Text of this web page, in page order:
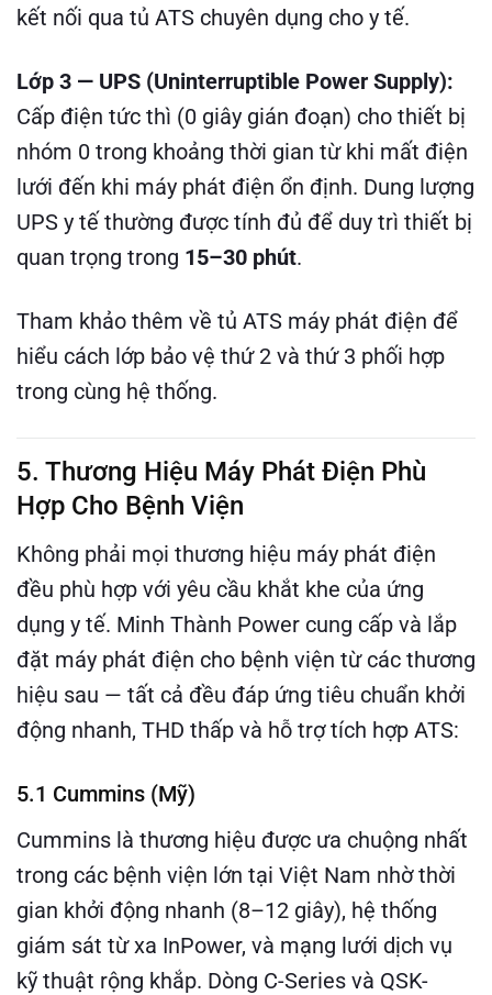
kết nối qua tủ ATS chuyên dụng cho y tế.
Lớp 3 — UPS (Uninterruptible Power Supply):
Cấp điện tức thì (0 giây gián đoạn) cho thiết bị
nhóm 0 trong khoảng thời gian từ khi mất điện
lưới đến khi máy phát điện ổn định. Dung lượng
UPS y tế thường được tính đủ để duy trì thiết bị
quan trọng trong 15–30 phút.
Tham khảo thêm về tủ ATS máy phát điện để
hiểu cách lớp bảo vệ thứ 2 và thứ 3 phối hợp
trong cùng hệ thống.
5. Thương Hiệu Máy Phát Điện Phù
Hợp Cho Bệnh Viện
Không phải mọi thương hiệu máy phát điện
đều phù hợp với yêu cầu khắt khe của ứng
dụng y tế. Minh Thành Power cung cấp và lắp
đặt máy phát điện cho bệnh viện từ các thương
hiệu sau — tất cả đều đáp ứng tiêu chuẩn khởi
động nhanh, THD thấp và hỗ trợ tích hợp ATS:
5.1 Cummins (Mỹ)
Cummins là thương hiệu được ưa chuộng nhất
trong các bệnh viện lớn tại Việt Nam nhờ thời
gian khởi động nhanh (8–12 giây), hệ thống
giám sát từ xa InPower, và mạng lưới dịch vụ
kỹ thuật rộng khắp. Dòng C-Series và QSK-